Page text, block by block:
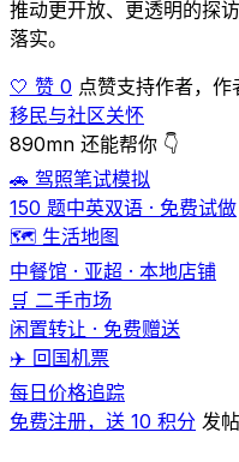
推动更开放、更透明的探
落实。
🤍 赞 0 点赞支持作者，
移民与社区关怀
890mn 还能帮你 👇
🚗 驾照笔试模拟
150 题中英双语 · 免费试做
🗺️ 生活地图
中餐馆 · 亚超 · 本地店铺
🛒 二手市场
闲置转让 · 免费赠送
✈️ 回国机票
每日价格追踪
免费注册，送 10 积分 发